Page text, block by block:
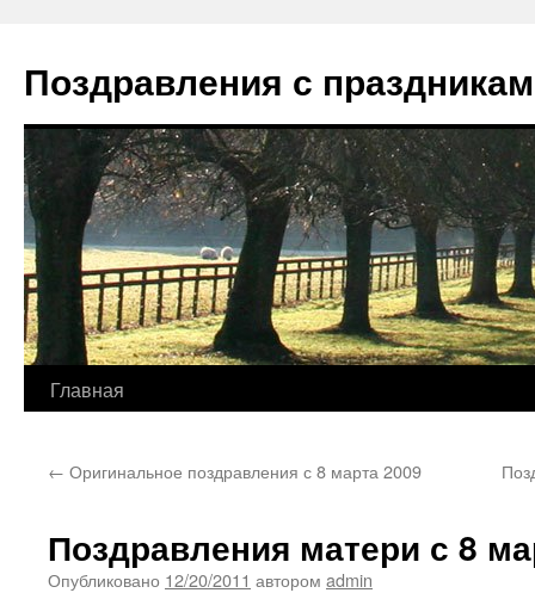
содержимому
Поздравления с
Главная
← Оригинальное поздравления с 8 марта 2009
Поздравления матери с 8
Опубликовано 12/20/2011 автором admin